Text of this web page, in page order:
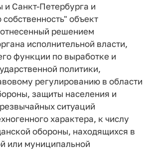
и Санкт-Петербурга и
объект
решением
исполнительной власти,
функции по выработке и
политики,
регулированию в области
защиты населения и
ситуаций
характера, к числу
обороны, находящихся в
или муниципальной